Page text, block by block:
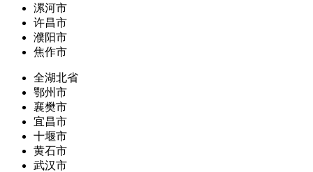
漯河市
许昌市
濮阳市
焦作市
全湖北省
鄂州市
襄樊市
宜昌市
十堰市
黄石市
武汉市